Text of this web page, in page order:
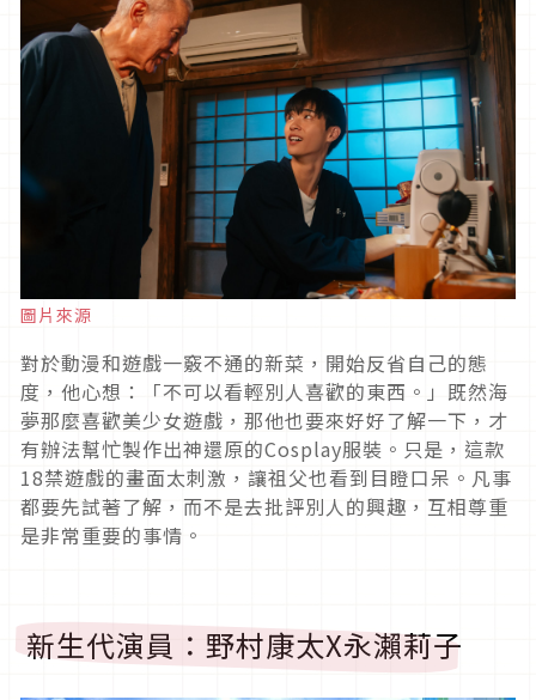
圖片來源
對於動漫和遊戲一竅不通的新菜，開始反省自己的態
度，他心想：「不可以看輕別人喜歡的東西。」既然海
夢那麼喜歡美少女遊戲，那他也要來好好了解一下，才
有辦法幫忙製作出神還原的Cosplay服裝。只是，這款
18禁遊戲的畫面太刺激，讓祖父也看到目瞪口呆。凡事
都要先試著了解，而不是去批評別人的興趣，互相尊重
是非常重要的事情。
新生代演員：野村康太X永瀨莉子